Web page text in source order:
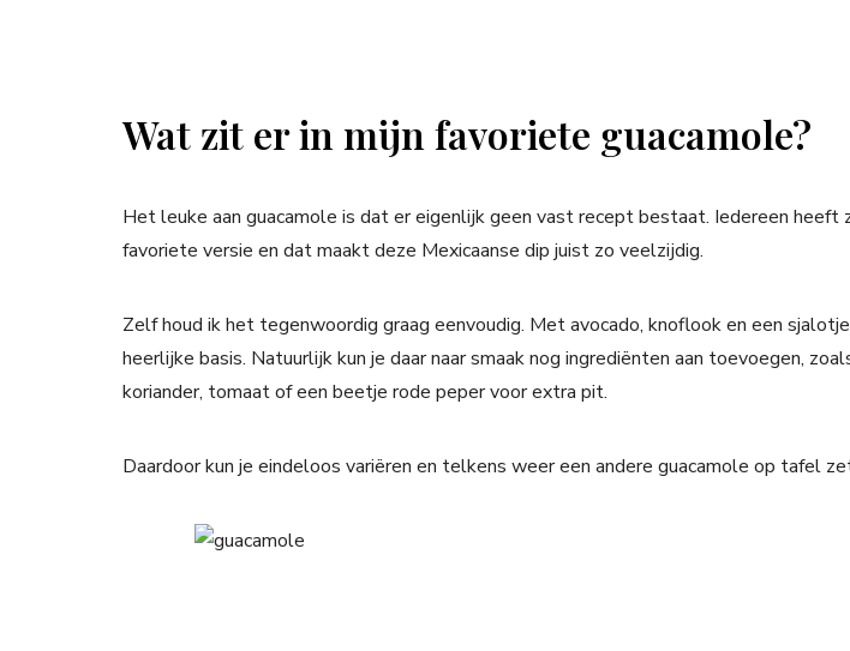
Wat zit er in mijn favoriete guacamole?
Het leuke aan guacamole is dat er eigenlijk geen vast recept bestaat. Iedereen heeft
favoriete versie en dat maakt deze Mexicaanse dip juist zo veelzijdig.
Zelf houd ik het tegenwoordig graag eenvoudig. Met avocado, knoflook en een
heerlijke basis. Natuurlijk kun je daar naar smaak nog ingrediënten aan toevoegen,
koriander, tomaat of een beetje rode peper voor extra pit.
Daardoor kun je eindeloos variëren en telkens weer een andere guacamole op tafel